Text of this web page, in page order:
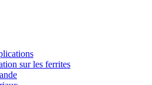
sur les ferrites